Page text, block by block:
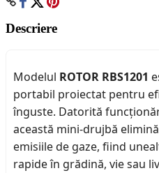
Descriere
Modelul ROTOR RBS1201
portabil proiectat pentru
înguste. Datorită
această mini-drujbă
emisiile de gaze, fiind
rapide în grădină, vie sau